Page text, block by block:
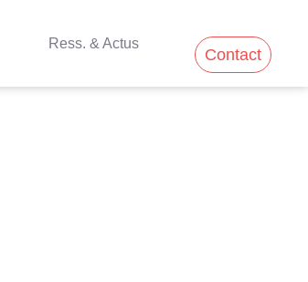
Ress. & Actus
Contact